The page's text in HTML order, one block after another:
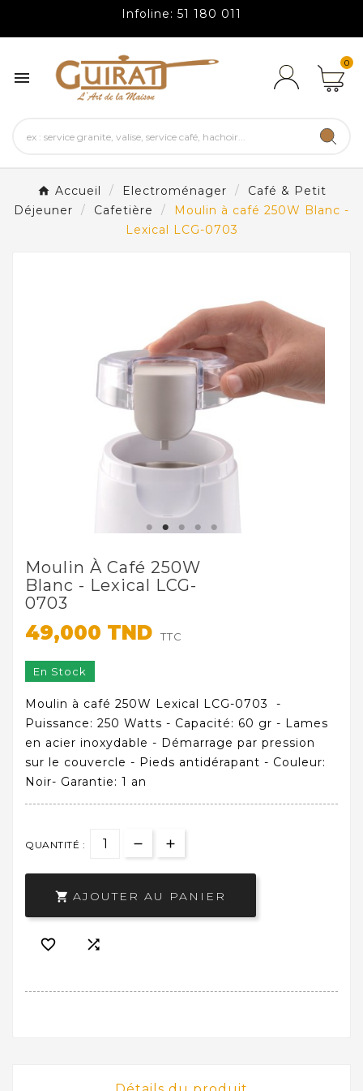
Infoline: 51 180 011

0
Accueil Electroménager
Café & Petit
Déjeuner
Cafetière
Moulin à café 250W Blanc -
Lexical LCG-0703
Moulin À Café 250W
Blanc - Lexical LCG-
0703
49,000 TND TTC
En Stock
Moulin à café 250W Lexical LCG-0703 -
Puissance: 250 Watts - Capacité: 60 gr - Lames
en acier inoxydable - Démarrage par pression
sur le couvercle - Pieds antidérapant - Couleur:
Noir- Garantie: 1 an
QUANTITÉ :
 AJOUTER AU PANIER
 